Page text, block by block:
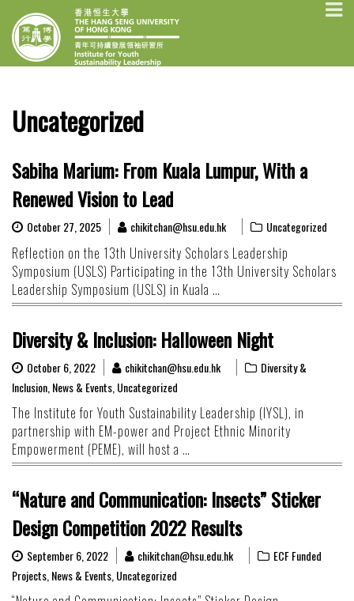
content
SUSTAINABILITY
The Hang Seng University of Hong
Uncategorized
Sabiha Marium: From Kuala Lumpur, With a
Renewed Vision to Lead
October 27, 2025 chikitchan@hsu.edu.hk Uncategorized
Reflection on the 13th University Scholars Leadership
Symposium (USLS) Participating in the 13th University Scholars
Leadership Symposium (USLS) in Kuala …
Diversity & Inclusion: Halloween Night
October 6, 2022 chikitchan@hsu.edu.hk
Diversity &
Inclusion News & Events Uncategorized
The Institute for Youth Sustainability Leadership (IYSL), in
partnership with EM-power and Project Ethnic Minority
Empowerment (PEME), will host a …
“Nature and Communication: Insects” Sticker
Design Competition 2022 Results
September 6, 2022 chikitchan@hsu.edu.hk
ECF Funded
Projects News & Events Uncategorized